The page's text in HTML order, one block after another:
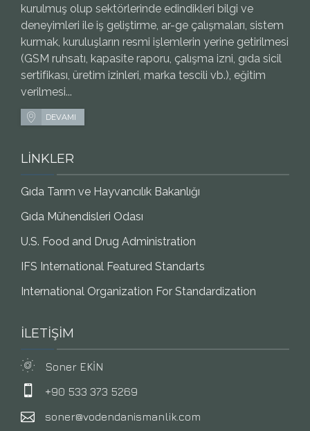
kurulmuş olup sektörlerinde edindikleri bilgi ve
deneyimleri ile iş geliştirme, ar-ge çalışmaları, sistem
kurmak, kuruluşların resmi işlemlerin yerine getirilmesi
(GSM ruhsatı, kapasite raporu, çalışma izni, gıda sicil
sertifikası, üretim izinleri, marka tescili vb.), eğitim
verilmesi...
DEVAMI
LİNKLER
Gıda Tarım ve Hayvancılık Bakanlığı
Gıda Mühendisleri Odası
U.S. Food and Drug Administration
IFS International Featured Standarts
International Organization For Standardization
İLETİŞİM
Soner EKİN
+90 533 373 5269
soner@vodendanismanlik.com